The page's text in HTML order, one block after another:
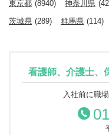
東京都 (8940) 神奈川県
茨城県 (289) 群馬県 (114)
看護師、介護士、
入社前に職